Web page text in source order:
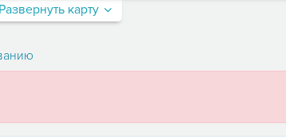
Развернуть карту